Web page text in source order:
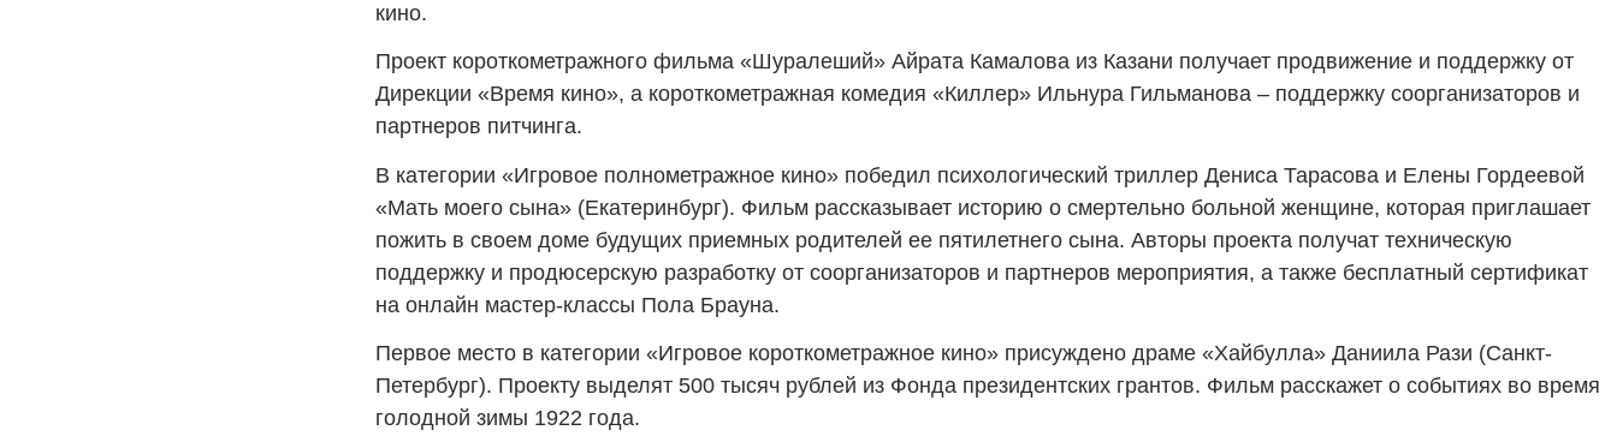
кино.
Проект короткометражного фильма «Шуралеший» Айрата Камалова из Казани получает продвижение и поддержку от
Дирекции «Время кино», а короткометражная комедия «Киллер» Ильнура Гильманова – поддержку соорганизаторов и
партнеров питчинга.
В категории «Игровое полнометражное кино» победил психологический триллер Дениса Тарасова и Елены Гордеевой
«Мать моего сына» (Екатеринбург). Фильм рассказывает историю о смертельно больной женщине, которая приглашает
пожить в своем доме будущих приемных родителей ее пятилетнего сына. Авторы проекта получат техническую
поддержку и продюсерскую разработку от соорганизаторов и партнеров мероприятия, а также бесплатный сертификат
на онлайн мастер-классы Пола Брауна.
Первое место в категории «Игровое короткометражное кино» присуждено драме «Хайбулла» Даниила Рази (Санкт-
Петербург). Проекту выделят 500 тысяч рублей из Фонда президентских грантов. Фильм расскажет о событиях во время
голодной зимы 1922 года.